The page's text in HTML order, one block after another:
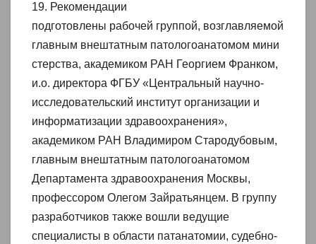
19. Рекомендации
подготовлены рабочей группой, возглавляемой
главным внештатным патологоанатомом мини
стерства, академиком РАН Георгием Франком,
и.о. директора ФГБУ «Центральный научно-
исследовательский институт организации и
информатизации здравоохранения»,
академиком РАН Владимиром Стародубовым,
главным внештатным патологоанатомом
Департамента здравоохранения Москвы,
профессором Олегом Зайратьянцем. В группу
разработчиков также вошли ведущие
специалисты в области патанатомии, судебно-